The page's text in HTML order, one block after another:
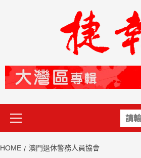
關
鍵
Primary
Menu
HOME 澳門退休警務人員協會